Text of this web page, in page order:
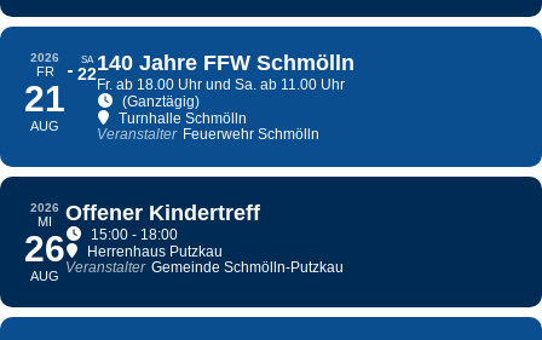
2026
FR
21
AUG
SA
22140 Jahre FFW Schmölln
Fr. ab 18.00 Uhr und Sa. ab 11.00 Uhr
(Ganztägig)
Turnhalle Schmölln
Veranstalter Feuerwehr Schmölln
2026
MI
26
AUG
Offener Kindertreff
15:00 - 18:00
Herrenhaus Putzkau
Veranstalter Gemeinde Schmölln-Putzkau